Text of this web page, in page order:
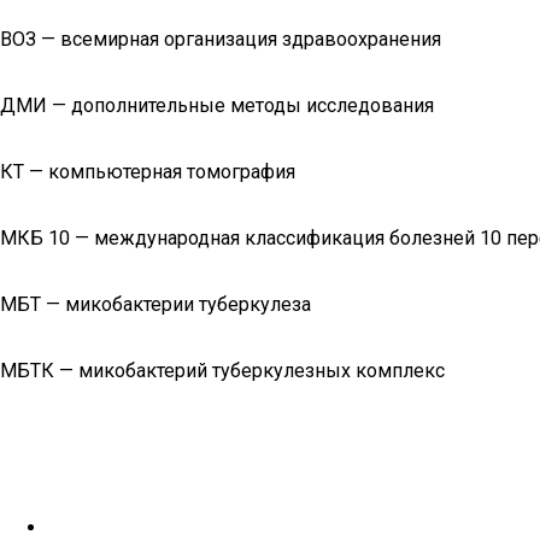
ВОЗ — всемирная организация здравоохранения
ДМИ — дополнительные методы исследования
КТ — компьютерная томография
МКБ 10 — международная классификация болезней 10
МБТ — микобактерии туберкулеза
МБТК — микобактерий туберкулезных комплекс